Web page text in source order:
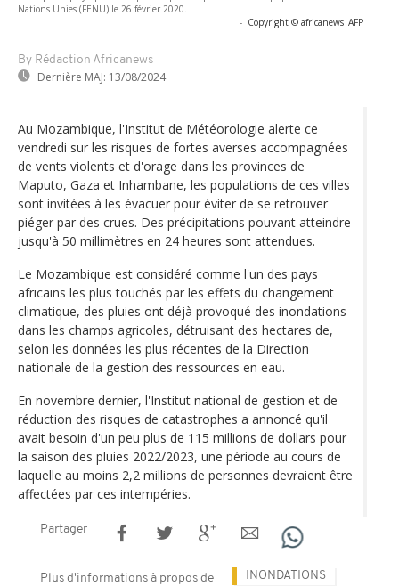
Nations Unies (FENU) le 26 février 2020.
- Copyright © africanews AFP
By Rédaction Africanews
Dernière MAJ: 13/08/2024
Au Mozambique, l'Institut de Météorologie alerte ce
vendredi sur les risques de fortes averses accompagnées
de vents violents et d'orage dans les provinces de
Maputo, Gaza et Inhambane, les populations de ces villes
sont invitées à les évacuer pour éviter de se retrouver
piéger par des crues. Des précipitations pouvant atteindre
jusqu'à 50 millimètres en 24 heures sont attendues.
Le Mozambique est considéré comme l'un des pays
africains les plus touchés par les effets du changement
climatique, des pluies ont déjà provoqué des inondations
dans les champs agricoles, détruisant des hectares de,
selon les données les plus récentes de la Direction
nationale de la gestion des ressources en eau.
En novembre dernier, l'Institut national de gestion et de
réduction des risques de catastrophes a annoncé qu'il
avait besoin d'un peu plus de 115 millions de dollars pour
la saison des pluies 2022/2023, une période au cours de
laquelle au moins 2,2 millions de personnes devraient être
affectées par ces intempéries.
Partager
Plus d'informations à propos de INONDATIONS